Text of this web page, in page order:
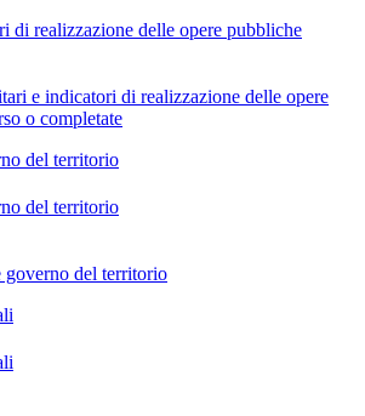
di realizzazione delle opere pubbliche
e indicatori di realizzazione delle opere
o completate
del territorio
del territorio
governo del territorio